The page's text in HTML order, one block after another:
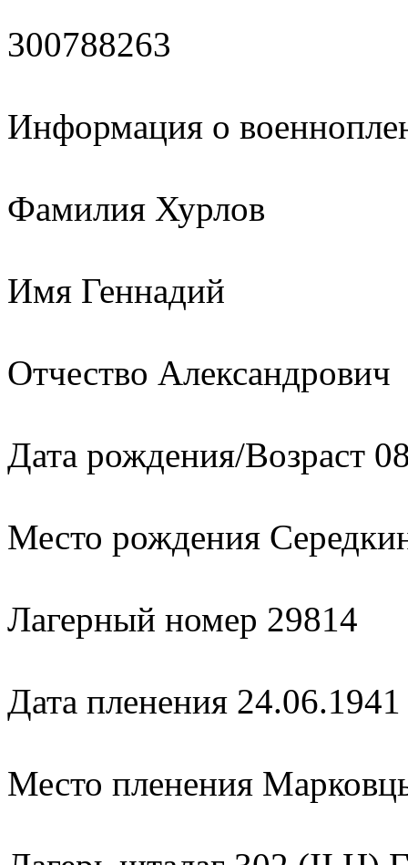
300788263
Информация о
Фамилия Хурлов
Имя Геннадий
Отчество Александрович
Дата рождения/Возраст
Место рождения
Лагерный номер 29814
Дата пленения 24.06.1941
Место пленения